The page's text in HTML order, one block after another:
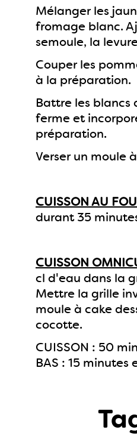
Mélanger les
fromage blanc.
semoule, la
Couper les
à la préparation.
Battre les blancs
ferme et
préparation.
Verser un moule
CUISSON AU
durant 35
CUISSON
cl d'eau dans la
Mettre la grille
moule à cake
cocotte.
CUISSON : 50
BAS : 15 minutes